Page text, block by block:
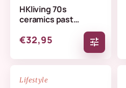
HKliving 70s
ceramics pasta
€32,95 tune
NIEUW
Lifestyle